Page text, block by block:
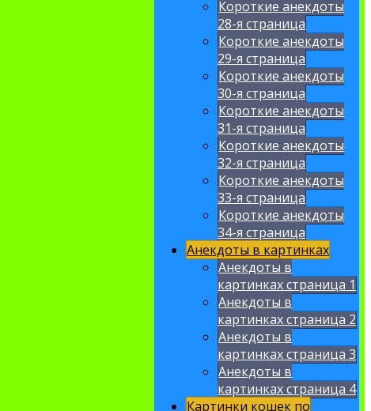
Короткие анекдоты
28-я страница
Короткие анекдоты
29-я страница
Короткие анекдоты
30-я страница
Короткие анекдоты
31-я страница
Короткие анекдоты
32-я страница
Короткие анекдоты
33-я страница
Короткие анекдоты
34-я страница
Анекдоты в картинках
Анекдоты в
картинках страница 1
Анекдоты в
картинках страница 2
Анекдоты в
картинках страница 3
Анекдоты в
картинках страница 4
Картинки кошек по